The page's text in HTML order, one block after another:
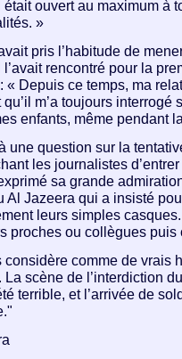
ouvert au maximum à
»
pris l’habitude de
l’avait rencontré pour la
« Depuis ce temps, ma
m’a toujours interrogé
enfants, même pendant
une question sur la
les journalistes
sa grande
Al Jazeera qui a insisté
leurs simples
proches ou collègues puis
considère comme de vrais
scène de l’interdiction
terrible, et l’arrivée de